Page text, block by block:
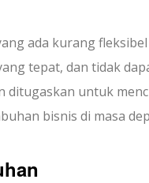
ada kurang
tepat, dan tidak
ditugaskan untuk
bisnis di masa